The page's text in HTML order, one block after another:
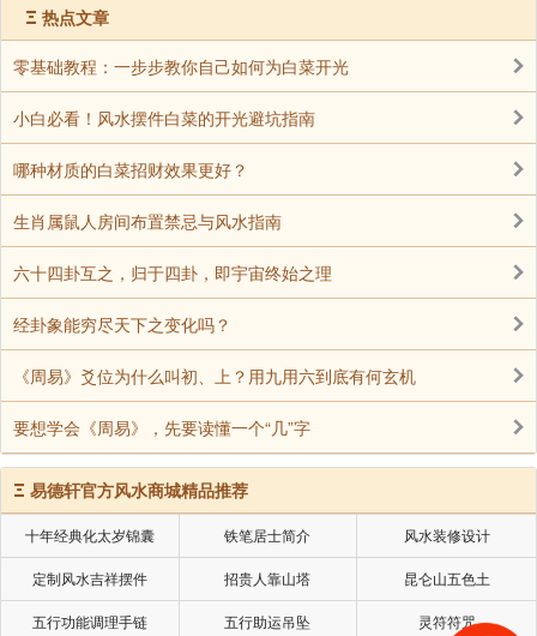
加强能量场效应，通过风水布局及招财求财法事双重力
量来进行加强，结果通过今年一年努力，基本上赚到去
年初定下的基本目前，把之前亏空的补回来，还能有些
盈余。在今年这个行情较差的大环境中，能取得这样的
成绩，已经是相当不错了，也是值得可喜可贺的一年。
当然这离不开个人的努力，风水或是法事，只能给无形
的助力，但人的努力也是最终结果的体现。
招财求财法事这个项目我是通过小范围来进行，现在
整体上只有五个客户进行这个法事，因为在这个法事
中，会有较多要求及限制，在通过这些年来进行的过程
中，都是能取得良好效果，在八年前一个女孩想要做电
商微信卖点东西，当时来说是一个开始，问我能有什么
办法帮她，她想一年赚个50万就行，为此就为她动用了
求财法事，结果当年就达到这个效果，这个结果连她自
己都不敢相信。
在此后几年时间中，有几个诚心有缘分的朋友也进行
了这个项目，基本上都是能达到定下目标的九成以上效
果。
Ξ 热点文章
零基础教程：一步步教你自己如何为白菜开光
小白必看！风水摆件白菜的开光避坑指南
哪种材质的白菜招财效果更好？
生肖属鼠人房间布置禁忌与风水指南
六十四卦互之，归于四卦，即宇宙终始之理
经卦象能穷尽天下之变化吗？
《周易》爻位为什么叫初、上？用九用六到底有何玄机
要想学会《周易》，先要读懂一个“几”字
Ξ 易德轩官方风水商城精品推荐
十年经典化太岁锦囊 铁笔居士简介 风水装修设计
定制风水吉祥摆件 招贵人靠山塔 昆仑山五色土
五行功能调理手链 五行助运吊坠 灵符符咒